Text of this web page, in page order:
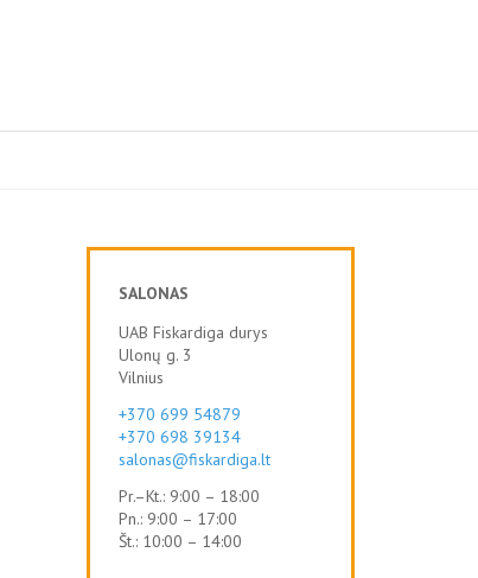
SALONAS
UAB Fiskardiga durys
Ulonų g. 3
Vilnius
+370 699 54879
+370 698 39134
salonas@fiskardiga.lt
Pr.–Kt.: 9:00 – 18:00
Pn.: 9:00 – 17:00
Št.: 10:00 – 14:00